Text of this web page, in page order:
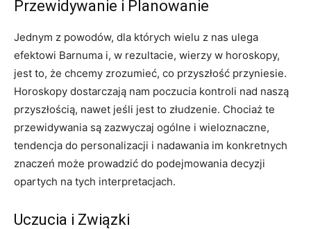
Przewidywanie i Planowanie
Jednym z powodów, dla których wielu z nas ulega
efektowi Barnuma i, w rezultacie, wierzy w horoskopy,
jest to, że chcemy zrozumieć, co przyszłość przyniesie.
Horoskopy dostarczają nam poczucia kontroli nad naszą
przyszłością, nawet jeśli jest to złudzenie. Chociaż te
przewidywania są zazwyczaj ogólne i wieloznaczne,
tendencja do personalizacji i nadawania im konkretnych
znaczeń może prowadzić do podejmowania decyzji
opartych na tych interpretacjach.
Uczucia i Związki